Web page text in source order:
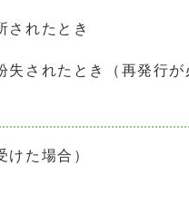
されたとき
されたとき（再発行が
けた場合）